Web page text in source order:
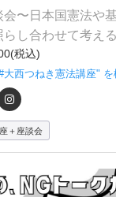
〜日本国憲法や
し合わせて考える
税込)
大西つねき憲法講座" を
＋座談会